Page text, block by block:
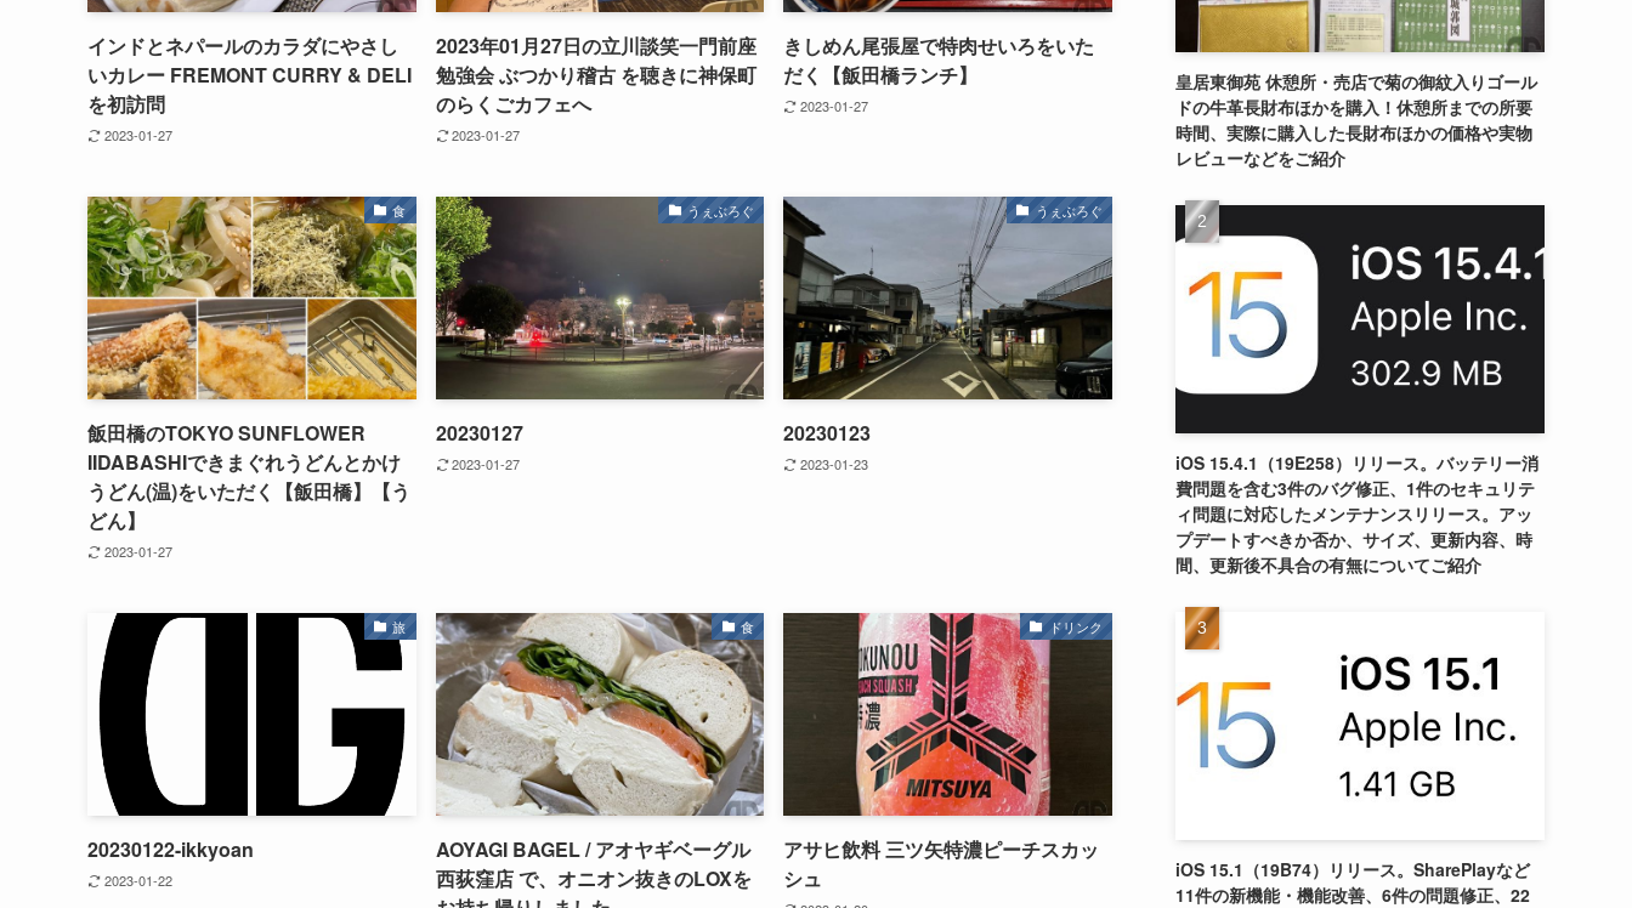
インドとネパールのカラダにやさし
いカレー FREMONT CURRY & DELI
を初訪問
2023-01-27
2023年01月27日の立川談笑一門前座
勉強会 ぶつかり稽古 を聴きに神保町
のらくごカフェへ
2023-01-27
きしめん尾張屋で特肉せいろをいた
だく【飯田橋ランチ】
2023-01-27
食
飯田橋のTOKYO SUNFLOWER
IIDABASHIできまぐれうどんとかけ
うどん(温)をいただく【飯田橋】【う
どん】
2023-01-27
うぇぶろぐ
20230127
2023-01-27
うぇぶろぐ
20230123
2023-01-23
旅
20230122-ikkyoan
2023-01-22
食
AOYAGI BAGEL / アオヤギベーグル
西荻窪店 で、オニオン抜きのLOXを
ドリンク
アサヒ飲料 三ツ矢特濃ピーチスカッ
シュ
皇居東御苑 休憩所・売店で菊の御紋入りゴール
ドの牛革長財布ほかを購入！休憩所までの所要
時間、実際に購入した長財布ほかの価格や実物
レビューなどをご紹介
iOS 15.4.1（19E258）リリース。バッテリー消
費問題を含む3件のバグ修正、1件のセキュリテ
ィ問題に対応したメンテナンスリリース。アッ
プデートすべきか否か、サイズ、更新内容、時
間、更新後不具合の有無についてご紹介
iOS 15.1（19B74）リリース。SharePlayなど
11件の新機能・機能改善、6件の問題修正、22